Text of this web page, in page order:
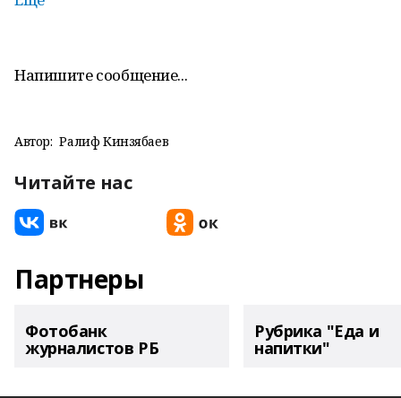
Напишите сообщение...
Автор: Ралиф Кинзябаев
Читайте нас
Партнеры
Фотобанк
журналистов РБ
Рубрика "Еда и
напитки"